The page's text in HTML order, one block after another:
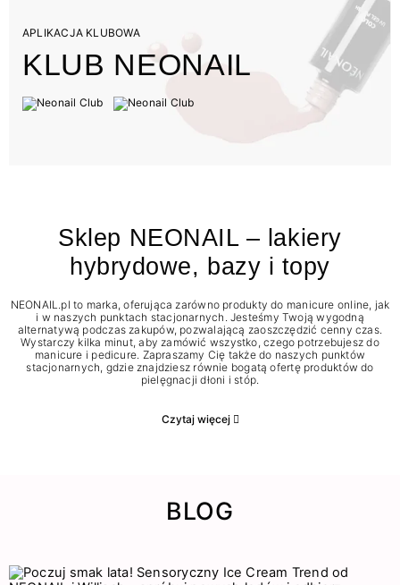
APLIKACJA KLUBOWA
KLUB NEONAIL
Sklep NEONAIL – lakiery
hybrydowe, bazy i topy
NEONAIL.pl to marka, oferująca zarówno produkty do manicure online, jak
i w naszych punktach stacjonarnych. Jesteśmy Twoją wygodną
alternatywą podczas zakupów, pozwalającą zaoszczędzić cenny czas.
Wystarczy kilka minut, aby zamówić wszystko, czego potrzebujesz do
manicure i pedicure. Zapraszamy Cię także do naszych punktów
stacjonarnych, gdzie znajdziesz równie bogatą ofertę produktów do
pielęgnacji dłoni i stóp.
Czytaj więcej
BLOG